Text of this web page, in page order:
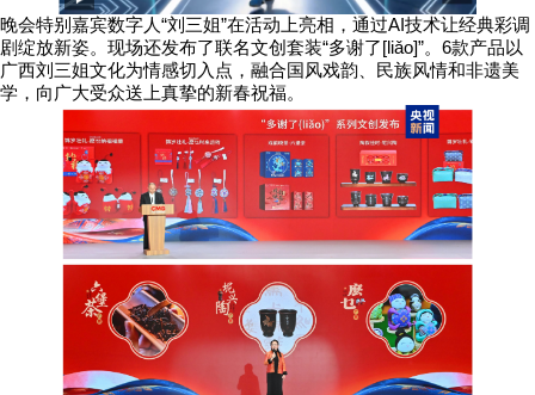
晚会特别嘉宾数字人“刘三姐”在活动上亮相，通过AI技术让经典彩调
剧绽放新姿。现场还发布了联名文创套装“多谢了[liǎo]”。6款产品以
广西刘三姐文化为情感切入点，融合国风戏韵、民族风情和非遗美
学，向广大受众送上真挚的新春祝福。